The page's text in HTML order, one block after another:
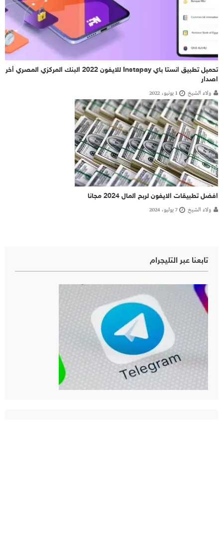
تحميل تطبيق انستا باي Instapay للايفون 2022 البنك المركزي المصري أخر
اصدار
ولاء الشيخ 1 يونيو، 2022
افضل تطبيقات الايفون لربح المال 2024 مجانا
ولاء الشيخ 7 يوليو، 2024
تابعنا عبر التليجرام